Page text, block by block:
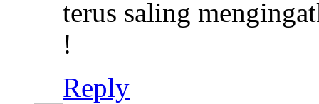
terus saling
!
Reply